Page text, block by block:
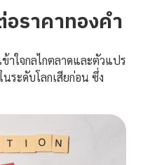
ราคาทองคำ
าใจกลไกตลาดและตัวแปร
ระดับโลกเสียก่อน ซึ่ง